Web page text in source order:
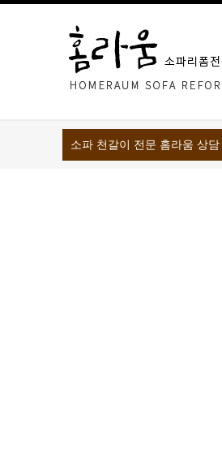
소파 천갈이 전문 홈라움 상담